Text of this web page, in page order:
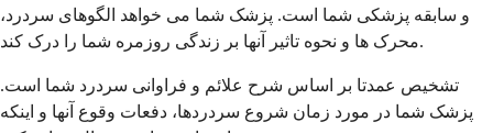
و سابقه پزشکی شما است. پزشک شما می خواهد الگوهای سردرد،
محرک ها و نحوه تاثیر آنها بر زندگی روزمره شما را درک کند.
تشخیص عمدتا بر اساس شرح علائم و فراوانی سردرد شما است.
پزشک شما در مورد زمان شروع سردردها، دفعات وقوع آنها و اینکه